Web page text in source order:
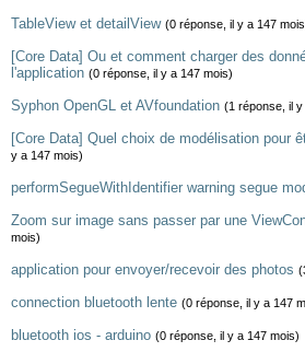
TableView et detailView (0 réponse, il y a 147
[Core Data] Ou et comment charger des
l'application (0 réponse, il y a 147 mois)
Syphon OpenGL et AVfoundation (1 réponse, il
[Core Data] Quel choix de modélisation pour
y a 147 mois)
performSegueWithIdentifier warning segue
Zoom sur image sans passer par une
mois)
application pour envoyer/recevoir des photos
connection bluetooth lente (0 réponse, il y a 147
bluetooth ios - arduino (0 réponse, il y a 147 mois)